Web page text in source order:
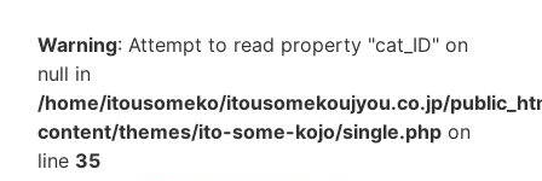
Warning: Attempt to read property "cat_ID" on
null in
/home/itousomeko/itousomekoujyou.co.jp/
content/themes/ito-some-kojo/single.php on
line 35